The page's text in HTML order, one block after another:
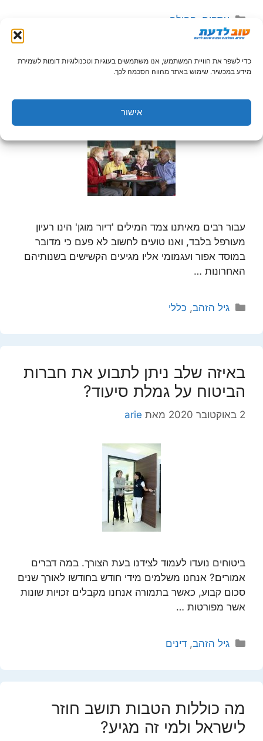
כדי לשפר את חוויית המשתמש, אנו משתמשים בעוגיות וטכנולוגיות דומות לשמירת
מידע במכשיר. שימוש באתר מהווה הסכמה לכך.
אישור
קטגוריות
עסקים קהילה
מאתarie
עבור רבים מאיתנו צמד המילים 'דיור מוגן' הינו רעיון
מעורפל בלבד, ואנו טועים לחשוב לא פעם כי מדובר
במוסד אפור ועגמומי אליו מגיעים הקשישים בשנותיהם
האחרונות …
קטגוריות
גיל הזהב, כללי
באיזה שלב ניתן לתבוע את חברות
הביטוח על גמלת סיעוד?
2 באוקטובר 2020 מאת arie
ביטוחים נועדו לעמוד לצידנו בעת הצורך. במה דברים
אמורים? אנחנו משלמים מידי חודש בחודשו לאורך שנים
סכום קבוע, כאשר בתמורה אנחנו מקבלים זכויות שונות
אשר מפורטות …
קטגוריות
גיל הזהב,דינים
מה כוללות הטבות תושב חוזר
לישראל ולמי זה מגיע?